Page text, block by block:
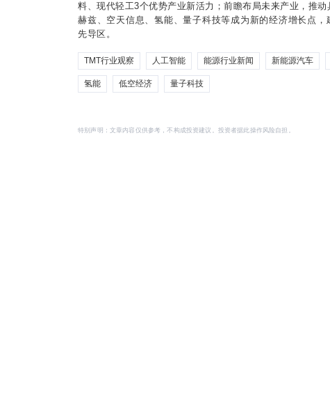
料、现代轻工3个优势产业新活力；前瞻布局未来产业，推动
赫兹、空天信息、氢能、量子科技等成为新的经济增长点，
先导区。
TMT行业观察 人工智能 能源行业新闻 新能源汽车
氢能 低空经济 量子科技
特别声明：文章内容仅供参考，不构成投资建议。投资者据此操作风险自担。